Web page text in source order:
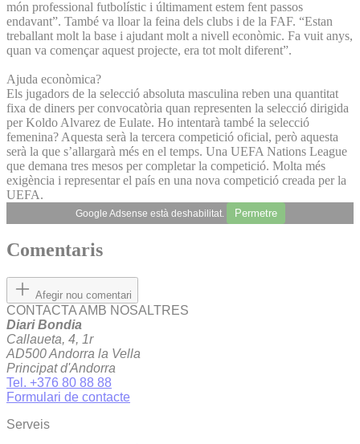
món professional futbolístic i últimament estem fent passos
endavant”. També va lloar la feina dels clubs i de la FAF. “Estan
treballant molt la base i ajudant molt a nivell econòmic. Fa vuit anys,
quan va començar aquest projecte, era tot molt diferent”.
Ajuda econòmica?
Els jugadors de la selecció absoluta masculina reben una quantitat
fixa de diners per convocatòria quan representen la selecció dirigida
per Koldo Alvarez de Eulate. Ho intentarà també la selecció
femenina? Aquesta serà la tercera competició oficial, però aquesta
serà la que s’allargarà més en el temps. Una UEFA Nations League
que demana tres mesos per completar la competició. Molta més
exigència i representar el país en una nova competició creada per la
UEFA.
Google Adsense està deshabilitat. Permetre
Comentaris
Afegir nou comentari
CONTACTA AMB NOSALTRES
Diari Bondia
Callaueta, 4, 1r
AD500 Andorra la Vella
Principat d'Andorra
Tel. +376 80 88 88
Formulari de contacte
Serveis